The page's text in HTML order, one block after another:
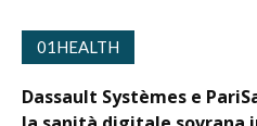
01HEALTH
Dassault Systèmes e